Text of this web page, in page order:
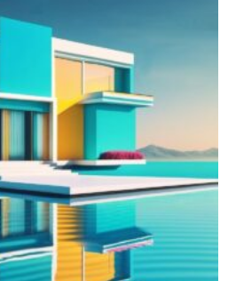
mehrere
Varianten
auf.
Die
können
auf
der
Produktseite
gewählt
werden